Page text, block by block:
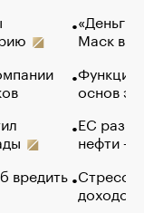
вредить
«Деньги
Маск в
Функции
основ
ЕС
нефти —
Стресс
доходов